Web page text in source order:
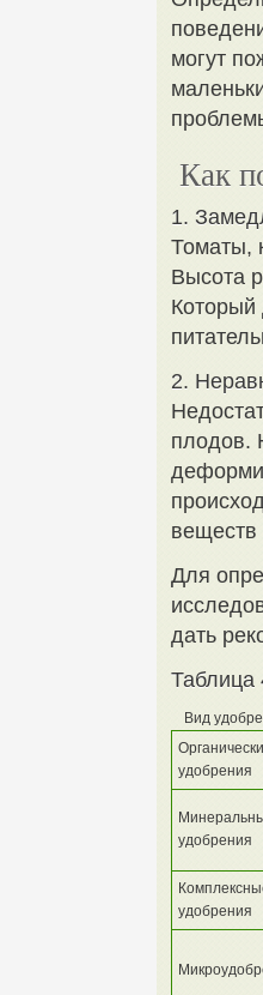
могут
Как
1.
Томаты,
Высота
Который
2.
плодов.
веществ
Для
дать
Таблица
Вид
удобрения
удобрения
удобрения